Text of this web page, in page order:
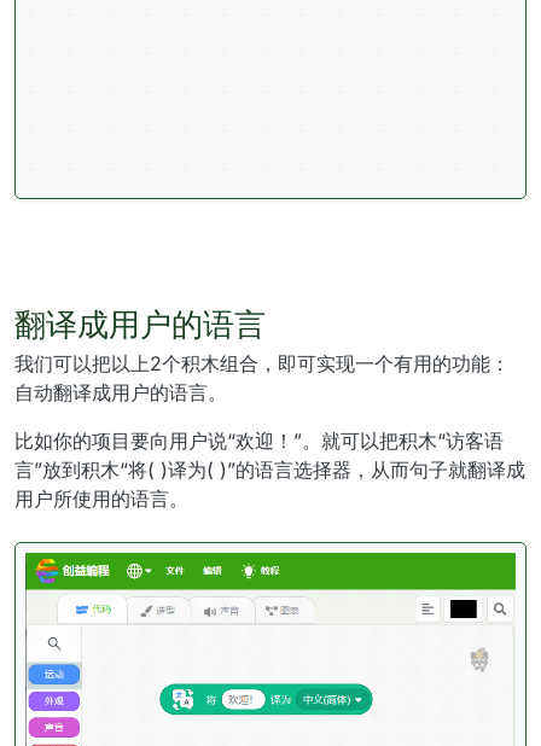
翻译成用户的语言
我们可以把以上2个积木组合，即可实现一个有用的功能：
自动翻译成用户的语言。
比如你的项目要向用户说“欢迎！”。就可以把积木“访客语
言”放到积木“将( )译为( )”的语言选择器，从而句子就翻译成
用户所使用的语言。